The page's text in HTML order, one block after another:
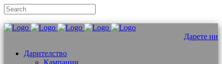
Дарете ни
Дарителство
Кампании